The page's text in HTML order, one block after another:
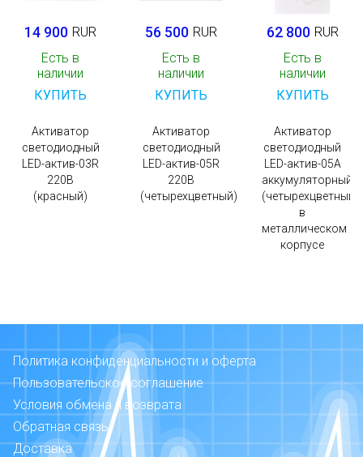
14 900 RUR
Есть в
наличии
КУПИТЬ
Активатор
светодиодный
LED-актив-03R
220В
(красный)
56 500 RUR
Есть в
наличии
КУПИТЬ
Активатор
светодиодный
LED-актив-05R
220В
(четырехцветный)
62 800 RUR
Есть в
наличии
КУПИТЬ
Активатор
светодиодный
LED-актив-05А
аккумуляторный
(четырехцветный),
в
металлическом
корпусе
Политика конфиденциальности и оферта
Пользовательское соглашение
Условия обмена и возврата
Обратная связь
Доставка